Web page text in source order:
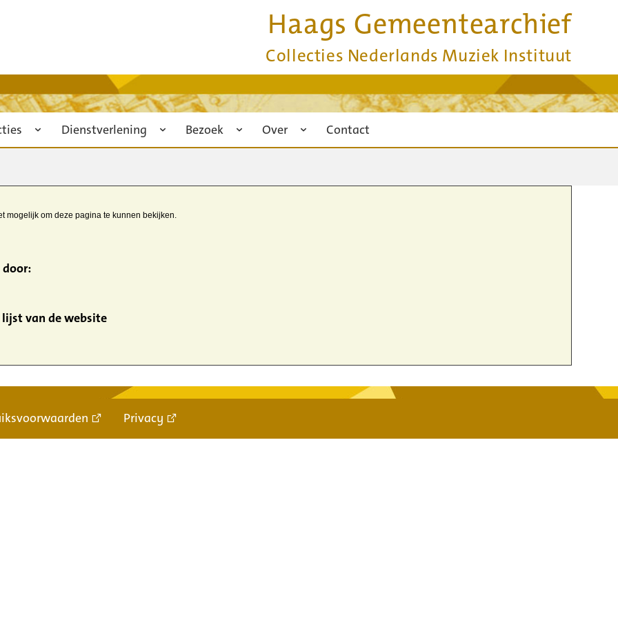
Haags Gemeentearchief
Collecties Nederlands Muziek Instituut
Dienstverlening Bezoek Over Contact
mogelijk om deze pagina te kunnen bekijken.
van de website
Privacy